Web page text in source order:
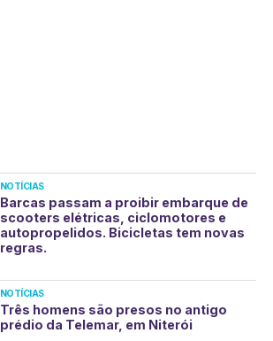
NOTÍCIAS
Barcas passam a proibir embarque de
scooters elétricas, ciclomotores e
autopropelidos. Bicicletas tem novas
regras.
NOTÍCIAS
Três homens são presos no antigo
prédio da Telemar, em Niterói